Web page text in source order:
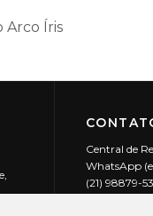
Arco Íris
Central de
WhatsApp
(21) 98879-